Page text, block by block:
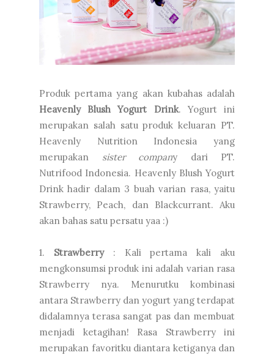
Produk pertama yang akan kubahas adalah
Heavenly Blush Yogurt Drink. Yogurt ini
merupakan salah satu produk keluaran PT.
Heavenly Nutrition Indonesia yang
merupakan sister company dari PT.
Nutrifood Indonesia. Heavenly Blush Yogurt
Drink hadir dalam 3 buah varian rasa, yaitu
Strawberry, Peach, dan Blackcurrant. Aku
akan bahas satu persatu yaa :)
1. Strawberry: Kali pertama kali aku
mengkonsumsi produk ini adalah varian rasa
Strawberry nya. Menurutku kombinasi
antara Strawberry dan yogurt yang terdapat
didalamnya terasa sangat pas dan membuat
menjadi ketagihan! Rasa Strawberry ini
merupakan favoritku diantara ketiganya dan